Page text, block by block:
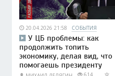
20.04.2026 21:58 СОБЫТИЯ
У ЦБ проблемы: как
продолжить топить
экономику, делая вид, что
помогаешь президенту
614